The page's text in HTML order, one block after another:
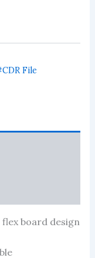
File
board design